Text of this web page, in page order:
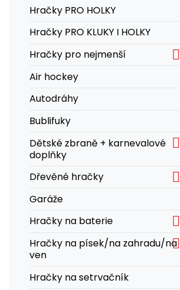
Hračky PRO HOLKY
Hračky PRO KLUKY I HOLKY
Hračky pro nejmenší

Air hockey
Autodráhy
Bublifuky
Dětské zbraně + karnevalové
doplňky

Dřevěné hračky 
Garáže
Hračky na baterie

Hračky na písek/na zahradu/na
ven

Hračky na setrvačník